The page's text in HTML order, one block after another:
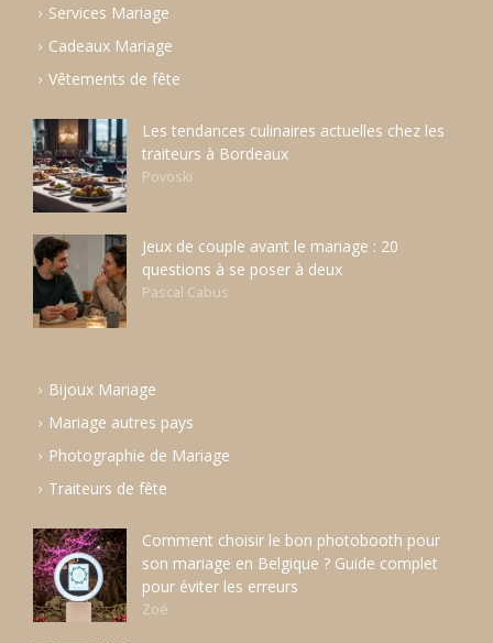
Services Mariage
Cadeaux Mariage
Vêtements de fête
Les tendances culinaires actuelles chez les
traiteurs à Bordeaux
Povoski
Jeux de couple avant le mariage : 20
questions à se poser à deux
Pascal Cabus
Bijoux Mariage
Mariage autres pays
Photographie de Mariage
Traiteurs de fête
Comment choisir le bon photobooth pour
son mariage en Belgique ? Guide complet
pour éviter les erreurs
Zoé